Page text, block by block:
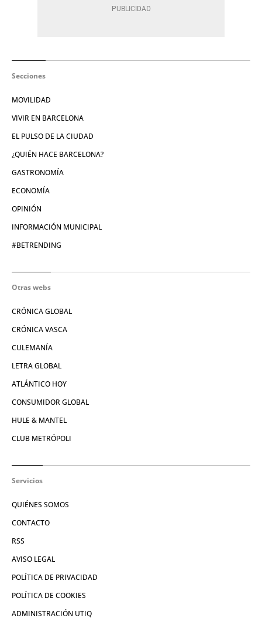
Secciones
MOVILIDAD
VIVIR EN BARCELONA
EL PULSO DE LA CIUDAD
¿QUIÉN HACE BARCELONA?
GASTRONOMÍA
ECONOMÍA
OPINIÓN
INFORMACIÓN MUNICIPAL
#BETRENDING
Otras webs
CRÓNICA GLOBAL
CRÓNICA VASCA
CULEMANÍA
LETRA GLOBAL
ATLÁNTICO HOY
CONSUMIDOR GLOBAL
HULE & MANTEL
CLUB METRÓPOLI
Servicios
QUIÉNES SOMOS
CONTACTO
RSS
AVISO LEGAL
POLÍTICA DE PRIVACIDAD
POLÍTICA DE COOKIES
ADMINISTRACIÓN UTIQ